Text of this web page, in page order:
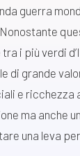
guerra
i più verdi
di grande
e ricchezza
ma anche
una leva